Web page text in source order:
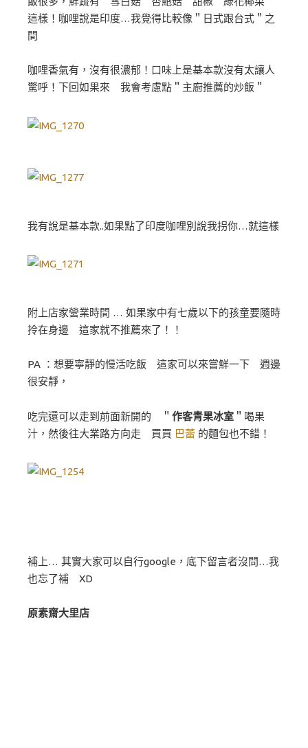
這樣！咖哩說是印度…我覺得比較像＂日式跟台式＂之
間
咖哩香氣有，沒有很濃郁！口味上是基本款沒有太讓人
驚呼！下回如果來 我會考慮點＂主廚推薦的炒飯＂
我有說是基本款..如果點了印度咖哩別說我拐你…就這樣
附上店家營業時間 … 如果家中有七歲以下的孩童要隨時
拎在身邊 這家就不推薦來了！！
PA ：想要寧靜的慢活吃飯 這家可以來嘗鮮一下 週邊
很安靜，
吃完還可以走到前面新開的 ＂ 作客青果冰室 ＂喝果
汁，然後往大業路方向走 買買 巴蕾 的麵包也不錯！
補上… 其實大家可以自行google，底下留言者沒問…我
也忘了補 XD
原素齋大里店